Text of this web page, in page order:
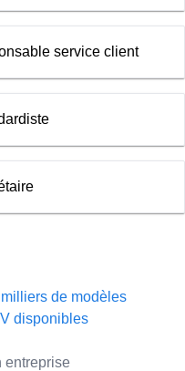
service client
de modèles
disponibles
entreprise